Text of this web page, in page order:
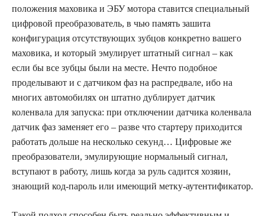
положения маховика и ЭБУ мотора ставится специальный
цифровой преобразователь, в чью память зашита
конфигурация отсутствующих зубцов конкретно вашего
маховика, и который эмулирует штатный сигнал – как
если бы все зубцы были на месте. Нечто подобное
проделывают и с датчиком фаз на распредвале, ибо на
многих автомобилях он штатно дублирует датчик
коленвала для запуска: при отключении датчика коленвала
датчик фаз заменяет его – разве что стартеру приходится
работать дольше на несколько секунд… Цифровые же
преобразователи, эмулирующие нормальный сигнал,
вступают в работу, лишь когда за руль садится хозяин,
знающий код-пароль или имеющий метку-аутентификатор.